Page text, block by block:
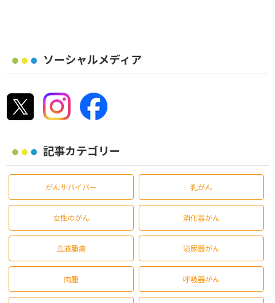
ソーシャルメディア
記事カテゴリー
がんサバイバー 乳がん
女性のがん 消化器がん
血液腫瘍 泌尿器がん
肉腫 呼吸器がん